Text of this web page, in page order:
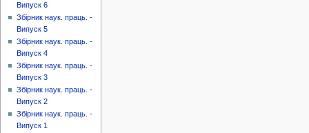
Випуск 6
Збірник наук. праць. -
Випуск 5
Збірник наук. праць. -
Випуск 4
Збірник наук. праць. -
Випуск 3
Збірник наук. праць. -
Випуск 2
Збірник наук. праць. -
Випуск 1